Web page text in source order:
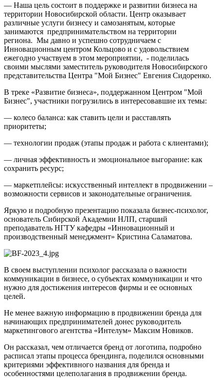
— Наша цель состоит в поддержке и развитии бизнеса на
территории Новосибирской области. Центр оказывает
различные услуги бизнесу и самозанятым, которые
занимаются предпринимательством на территории
региона. Мы давно и успешно сотрудничаем с
Инновационным центром Кольцово и с удовольствием
ежегодно участвуем в этом мероприятии, - поделилась
своими мыслями заместитель руководителя Новосибирского
представительства Центра "Мой Бизнес" Евгения Сидоренко.
В треке «Развитие бизнеса», поддержанном Центром "Мой
Бизнес", участники погрузились в интересовавшие их темы:
— колесо баланса: как ставить цели и расставлять
приоритеты;
— технологии продаж (этапы продаж и работа с клиентами);
— личная эффективность и эмоциональное выгорание: как
сохранить ресурс;
— маркетплейсы: искусственный интеллект в продвижении –
возможности сервисов и законодательные ограничения.
Яркую и подробную презентацию показала бизнес-психолог,
основатель Сибирской Академии НЛП, старший
преподаватель НГТУ кафедры «Инновационный и
производственный менеджмент» Кристина Саламатова.
В своем выступлении психолог рассказала о важности
коммуникации в бизнесе, о субъектах коммуникации и что
нужно для достижения интересов фирмы и ее основных
целей.
Не менее важную информацию в продвижении бренда для
начинающих предпринимателей донес руководитель
маркетингового агентства «Интелум» Максим Новиков.
Он рассказал, чем отличается бренд от логотипа, подробно
расписал этапы процесса брендинга, поделился основными
критериями эффективного названия для бренда и
особенностями целеполагания в продвижении бренда.